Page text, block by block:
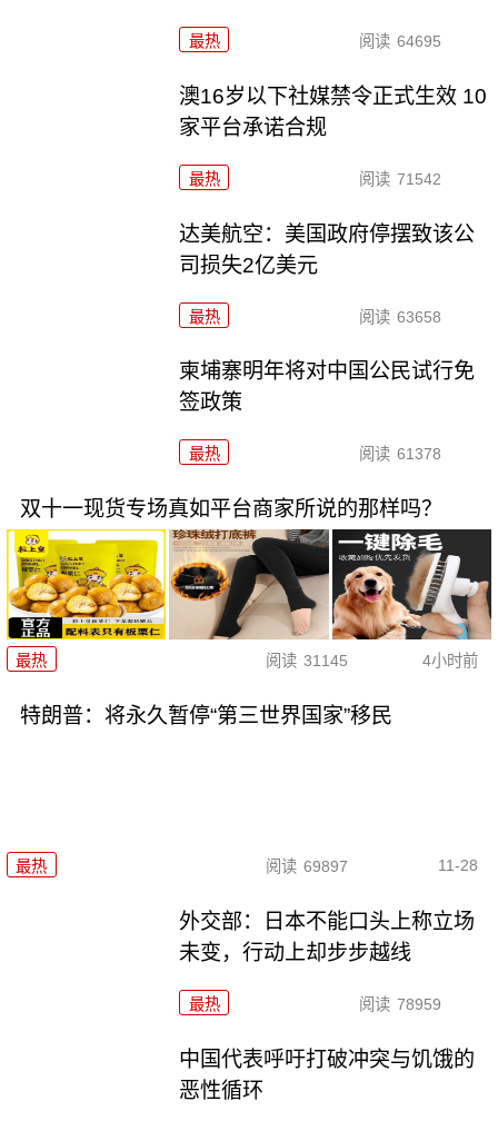
最热 阅读 64695
澳16岁以下社媒禁令正式生效 10
家平台承诺合规
最热 阅读 71542
达美航空：美国政府停摆致该公
司损失2亿美元
最热 阅读 63658
柬埔寨明年将对中国公民试行免
签政策
最热 阅读 61378
双十一现货专场真如平台商家所说的那样吗？
最热 阅读 31145 4小时前
特朗普：将永久暂停“第三世界国家”移民
最热 阅读 69897 11-28
外交部：日本不能口头上称立场
未变，行动上却步步越线
最热 阅读 78959
中国代表呼吁打破冲突与饥饿的
恶性循环